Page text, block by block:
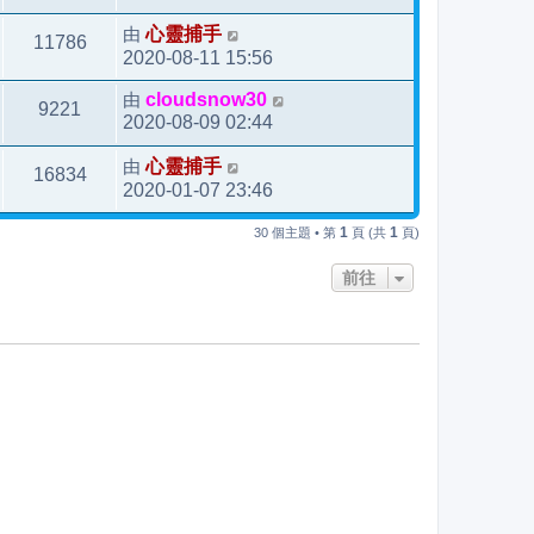
11786 由心靈捕手
2020-08-11 15:56
9221 由 cloudsnow30
2020-08-09 02:44
16834 由心靈捕手
2020-01-07 23:46
30 個主題 • 第 1 頁 (共 1 頁)
前往